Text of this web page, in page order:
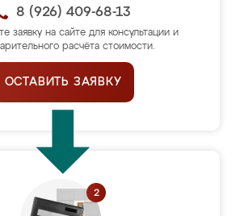
8 (926) 409-68-13
заявку на сайте для консультации и
расчёта стоимости.
ОСТАВИТЬ ЗАЯВКУ